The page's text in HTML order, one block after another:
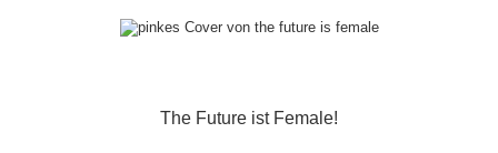
The Future ist Female!